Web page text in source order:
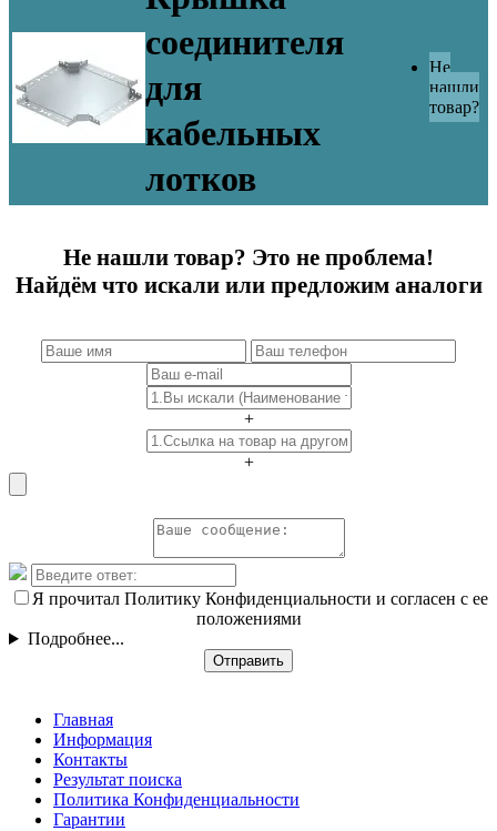
соединителя
для
кабельных
лотков
Не
нашли
товар?
Не нашли товар? Это не проблема!
Найдём что искали или предложим аналоги
+
+
Я прочитал Политику Конфиденциальности и согласен с ее
положениями
Подробнее...
Отправить
Главная
Информация
Контакты
Результат поиска
Политика Конфиденциальности
Гарантии